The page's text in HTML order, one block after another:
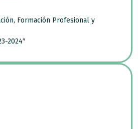
Formación Profesional y
2024″